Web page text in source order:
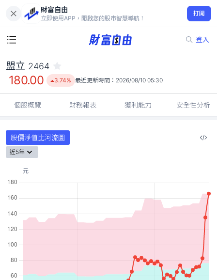
財富自由
立即使用APP，開啟您的股市智慧導航！
打開
登入
180.00
3.74%
盟立 2464
180.00 3.74% 最近更新時間： 2026/08/10 05:30
個股概覽 財務報表 獲利能力 安全性分析
股價淨值比河流圖
近5年